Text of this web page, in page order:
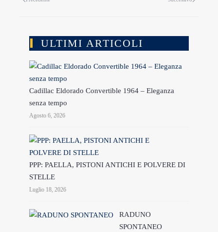
ULTIMI ARTICOLI
Cadillac Eldorado Convertible 1964 – Eleganza
senza tempo
Agosto 6, 2026
PPP: PAELLA, PISTONI ANTICHI E POLVERE DI
STELLE
Luglio 18, 2026
RADUNO
SPONTANEO